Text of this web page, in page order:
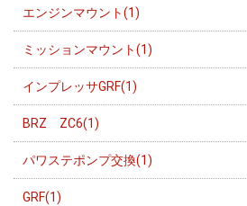
エンジンマウント(1)
ミッションマウント(1)
インプレッサGRF(1)
BRZ ZC6(1)
パワステポンプ交換(1)
GRF(1)